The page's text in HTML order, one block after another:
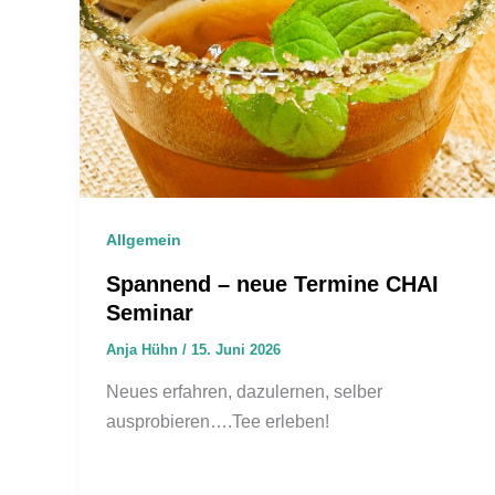
Allgemein
Spannend – neue Termine CHAI
Seminar
Anja Hühn / 15. Juni 2026
Neues erfahren, dazulernen, selber
ausprobieren….Tee erleben!